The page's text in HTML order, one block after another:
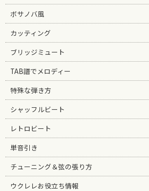
ボサノバ風
カッティング
ブリッジミュート
TAB譜でメロディー
特殊な弾き方
シャッフルビート
レトロビート
単音引き
チューニング＆弦の張り方
ウクレレお役立ち情報